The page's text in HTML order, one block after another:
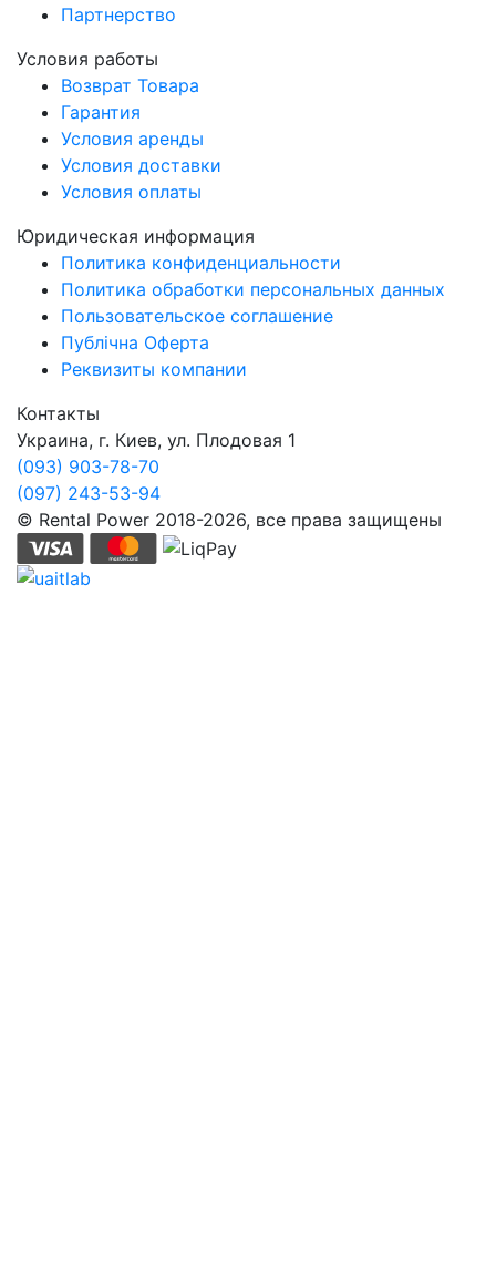
Партнерство
Условия работы
Возврат Товара
Гарантия
Условия аренды
Условия доставки
Условия оплаты
Юридическая информация
Политика конфиденциальности
Политика обработки персональных данных
Пользовательское соглашение
Публічна Оферта
Реквизиты компании
Контакты
Украина, г. Киев, ул. Плодовая 1
(093) 903-78-70
(097) 243-53-94
© Rental Power 2018-2026, все права защищены